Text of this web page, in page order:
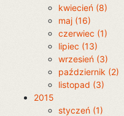
kwiecień (8)
maj (16)
czerwiec (1)
lipiec (13)
wrzesień (3)
październik (2)
listopad (3)
2015
styczeń (1)